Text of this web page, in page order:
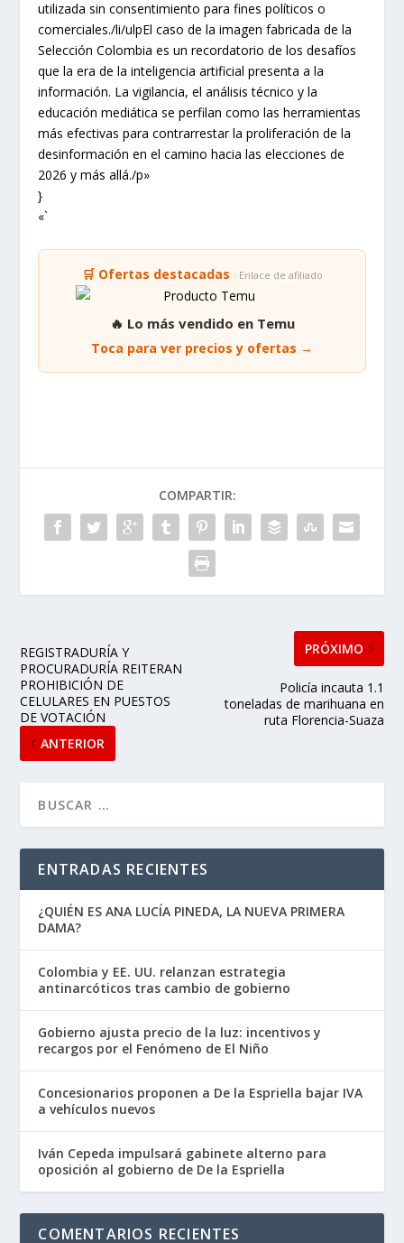
utilizada sin consentimiento para fines políticos o
comerciales./li/ulpEl caso de la imagen fabricada de la
Selección Colombia es un recordatorio de los desafíos
que la era de la inteligencia artificial presenta a la
información. La vigilancia, el análisis técnico y la
educación mediática se perfilan como las herramientas
más efectivas para contrarrestar la proliferación de la
desinformación en el camino hacia las elecciones de
2026 y más allá./p»
}
«`
🛒 Ofertas destacadas · Enlace de afiliado
🔥 Lo más vendido en Temu
Toca para ver precios y ofertas →
COMPARTIR:
REGISTRADURÍA Y
PROCURADURÍA REITERAN
PROHIBICIÓN DE
CELULARES EN PUESTOS
DE VOTACIÓN
ANTERIOR
PRÓXIMO
Policía incauta 1.1
toneladas de marihuana en
ruta Florencia-Suaza
ENTRADAS RECIENTES
¿QUIÉN ES ANA LUCÍA PINEDA, LA NUEVA PRIMERA
DAMA?
Colombia y EE. UU. relanzan estrategia
antinarcóticos tras cambio de gobierno
Gobierno ajusta precio de la luz: incentivos y
recargos por el Fenómeno de El Niño
Concesionarios proponen a De la Espriella bajar IVA
a vehículos nuevos
Iván Cepeda impulsará gabinete alterno para
oposición al gobierno de De la Espriella
COMENTARIOS RECIENTES